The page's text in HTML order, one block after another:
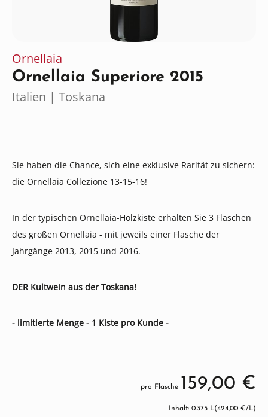
Ornellaia
Ornellaia Superiore 2015
Italien | Toskana
Sie haben die Chance, sich eine exklusive Rarität zu sichern:
die Ornellaia Collezione 13-15-16!
In der typischen Ornellaia-Holzkiste erhalten Sie 3 Flaschen
des großen Ornellaia - mit jeweils einer Flasche der
Jahrgänge 2013, 2015 und 2016.
DER Kultwein aus der Toskana!
- limitierte Menge - 1 Kiste pro Kunde -
pro Flasche 159,00 €
Inhalt: 0.375 L(424,00 €/L)